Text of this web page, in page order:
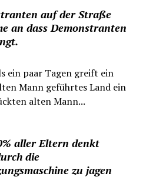
auf der Straße
an dass Demonstranten
ein paar Tagen greift ein
Mann geführtes Land ein
alten Mann...
aller Eltern denkt
die
zu jagen